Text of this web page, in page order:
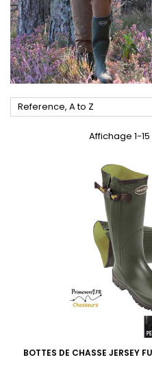
Reference, A to Z
Affichage 1-
BOTTES DE CHASSE JERSEY